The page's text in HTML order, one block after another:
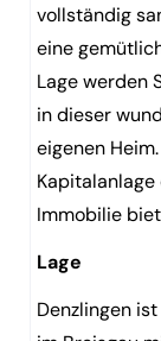
vollständig
eine
Lage werden
in dieser
eigenen
Immobilie
Lage
Denzlingen